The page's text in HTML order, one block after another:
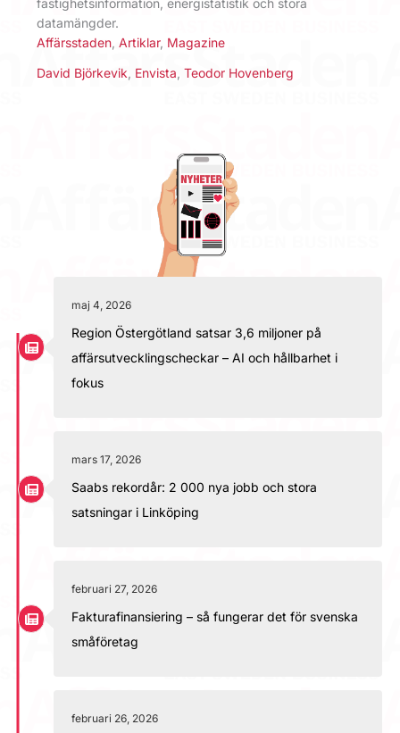
fastighetsinformation, energistatistik och stora
datamängder.
Affärsstaden Artiklar, Magazine
David Björkevik Envista Teodor Hovenberg
maj 4, 2026
Region Östergötland satsar 3,6 miljoner på
affärsutvecklingscheckar – AI och hållbarhet i
fokus
mars 17, 2026
Saabs rekordår: 2 000 nya jobb och stora
satsningar i Linköping
februari 27, 2026
Fakturafinansiering – så fungerar det för svenska
småföretag
februari 26, 2026